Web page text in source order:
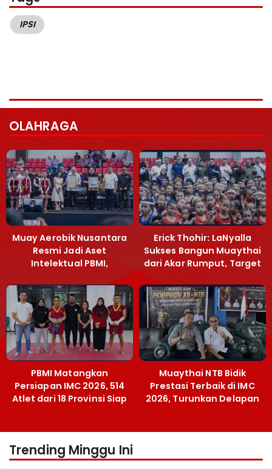
IPSI
OLAHRAGA
Muay Aerobik Nusantara
Resmi Jadi Aset
Intelektual PBMI,
Terobosan Bangun
Grassroots
Erick Thohir: LaNyalla
Sukses Bangun Muaythai
dari Akar Rumput, Target
PBMI Matangkan
Persiapan IMC 2026, 514
Atlet dari 18 Provinsi Siap
Berlaga Besok di Bekasi
Muaythai NTB Bidik
Prestasi Terbaik di IMC
2026, Turunkan Delapan
Atlet ke Kejurnas Bekasi
Trending Minggu Ini